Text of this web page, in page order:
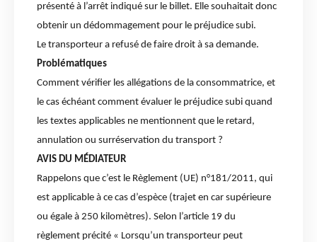
présenté à l’arrêt indiqué sur le billet. Elle souhaitait donc
obtenir un dédommagement pour le préjudice subi.
Le transporteur a refusé de faire droit à sa demande.
Problématiques
Comment vérifier les allégations de la consommatrice, et
le cas échéant comment évaluer le préjudice subi quand
les textes applicables ne mentionnent que le retard,
annulation ou surréservation du transport ?
AVIS DU MÉDIATEUR
Rappelons que c’est le Règlement (UE) n°181/2011, qui
est applicable à ce cas d’espèce (trajet en car supérieure
ou égale à 250 kilomètres). Selon l’article 19 du
règlement précité « Lorsqu’un transporteur peut